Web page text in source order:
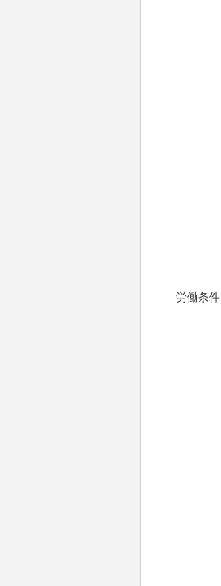
労働条件